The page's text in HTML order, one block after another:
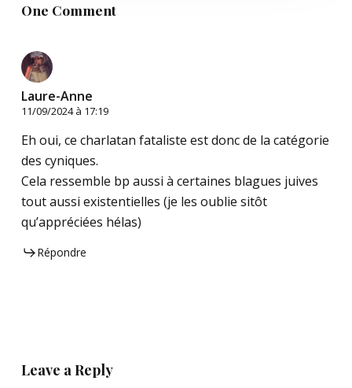
One Comment
Laure-Anne
11/09/2024 à 17:19
Eh oui, ce charlatan fataliste est donc de la catégorie
des cyniques.
Cela ressemble bp aussi à certaines blagues juives
tout aussi existentielles (je les oublie sitôt
qu’appréciées hélas)
Répondre
Leave a Reply